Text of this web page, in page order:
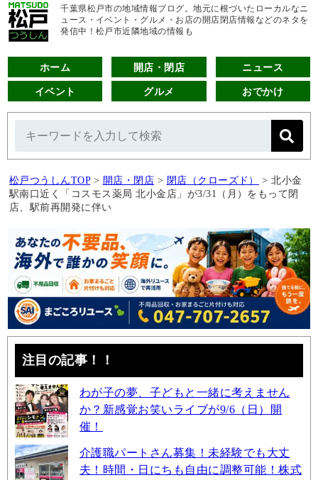
千葉県松戸市の地域情報ブログ。地元に根づいたローカルなニ
ュース・イベント・グルメ・お店の開店閉店情報などのネタを
発信中！松戸市近隣地域の情報も
ホーム 開店・閉店 ニュース
イベント グルメ おでかけ
松戸つうしんTOP > 開店・閉店 > 閉店（クローズド） > 北小金
駅南口近く「コスモス薬局 北小金店」が3/31（月）をもって閉
店、駅前再開発に伴い
注目の記事！！
わが子の夢、子どもと一緒に考えません
か？新感覚お笑いライブが9/6（日）開
催！
介護職パートさん募集！未経験でも大丈
夫！時間・日にちも自由に調整可能！株式